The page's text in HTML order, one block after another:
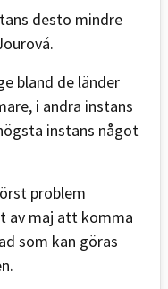
desto mindre
bland de länder
i andra instans
instans något
problem
av maj att komma
som kan göras